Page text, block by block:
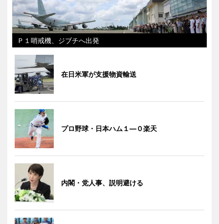
Ｐ１哨戒機、ジブチへ出発
在日米軍が支援物資輸送
プロ野球・日本ハム１―０楽天
内閣・党人事、説明避ける